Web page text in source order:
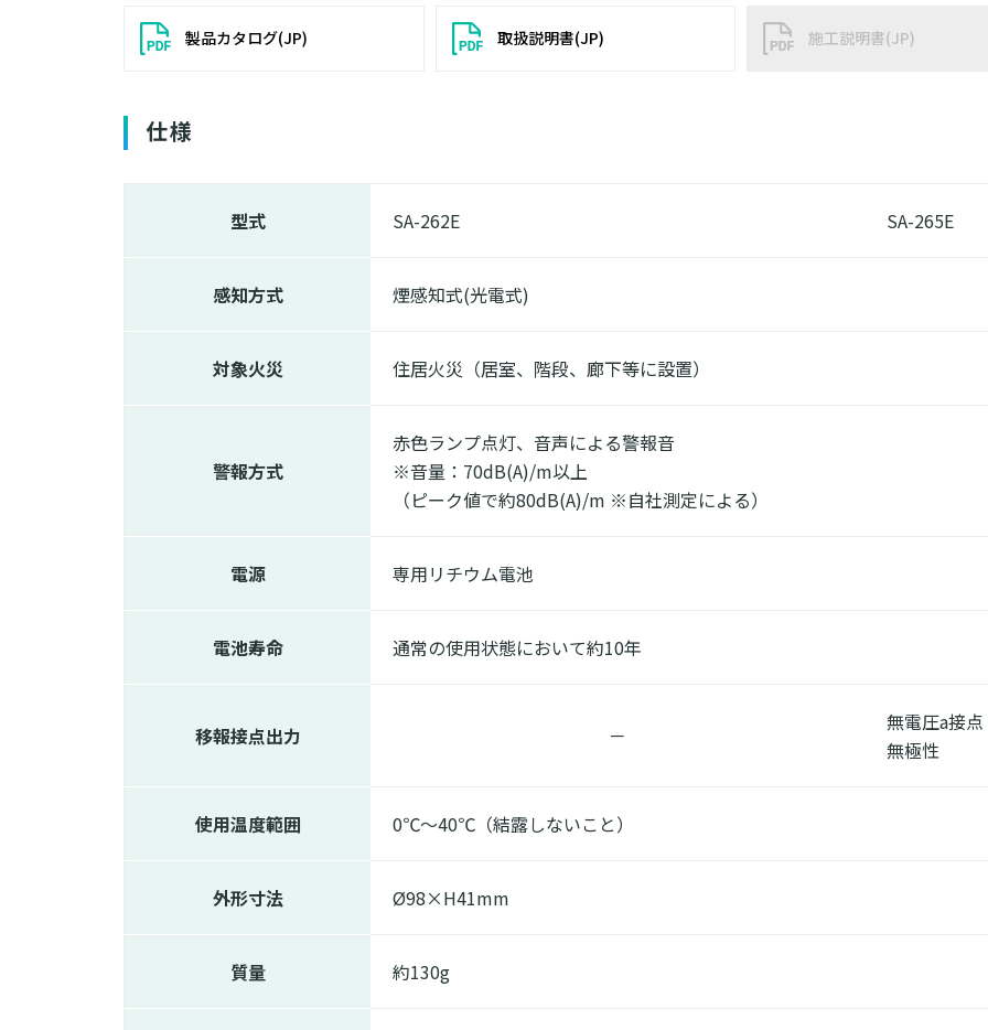
製品カタログ(JP) 取扱説明書(JP) 施工説明書(JP)
仕様
型式 SA-262E SA-265E
感知方式 煙感知式(光電式)
対象火災 住居火災（居室、階段、廊下等に設置）
警報方式
赤色ランプ点灯、音声による警報音
※音量：70dB(A)/m以上
（ピーク値で約80dB(A)/m ※自社測定による）
電源 専用リチウム電池
電池寿命 通常の使用状態において約10年
移報接点出力 －
無電圧a接点
無極性
使用温度範囲 0℃～40℃（結露しないこと）
外形寸法 Ø98×H41mm
質量 約130g